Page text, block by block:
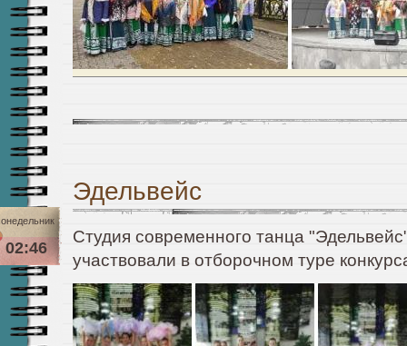
Эдельвейс
02:46
Студия современного танца
участвовали в отборочном туре